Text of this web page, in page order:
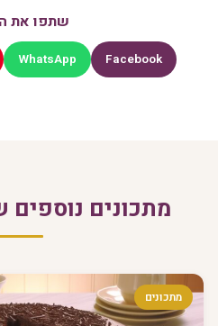
שתפו את
Facebook
WhatsApp
מתכונים נוספים
מתכונים